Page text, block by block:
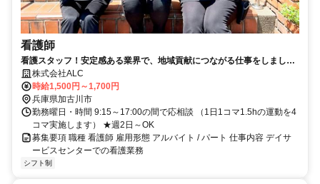
看護師
看護スタッフ！安定感ある業界で、地域貢献につながる仕事をしましょ
う！株式会社ALC
時給1,500円～1,700円
兵庫県加古川市
勤務曜日・時間 9:15～17:00の間で応相談 （1日1コマ1.5hの運動を4
コマ実施します） ★週2日～OK
募集要項 職種 看護師 雇用形態 アルバイト / パート 仕事内容 デイサ
ービスセンターでの看護業務
シフト制